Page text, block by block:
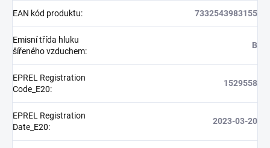
EAN kód produktu: 7332543983155
Emisní třída hluku
šířeného vzduchem:
B
EPREL Registration
Code_E20:
1529558
EPREL Registration
Date_E20:
2023-03-20